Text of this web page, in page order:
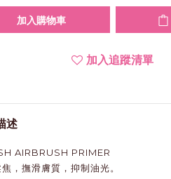
加入購物車
加入追蹤清單
述
AIRBRUSH PRIMER
，撫滑膚質，抑制油光。